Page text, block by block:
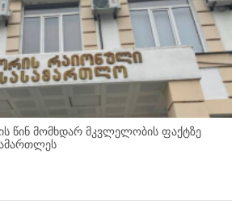
წინ მომხდარ მკვლელობის ფაქტზე